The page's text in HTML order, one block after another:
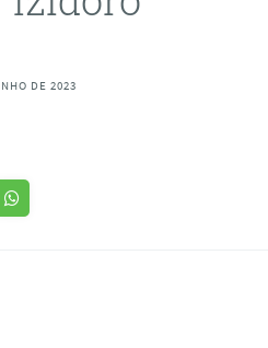
DE 2023